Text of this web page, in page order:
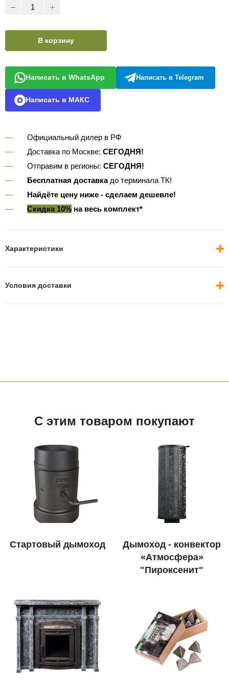
В корзину
Написать в WhatsApp Написать в Telegram
Написать в МАКС
Официальный дилер в РФ
Доставка по Москве: СЕГОДНЯ!
Отправим в регионы: СЕГОДНЯ!
Бесплатная доставкадо терминала ТК!
Найдёте цену ниже - сделаем дешевле!
Скидка 10%на весь комплект*
Характеристики
Условия доставки
С этим товаром покупают
Стартовый дымоход
Дымоход - конвектор
«Атмосфера»
"Пироксенит"